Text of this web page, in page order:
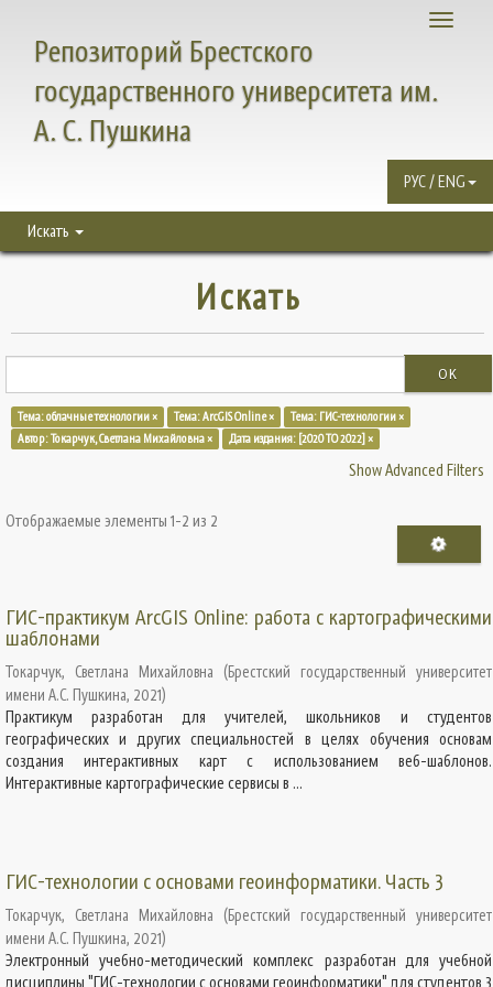
Toggle
Репозиторий Брестского
государственного университета им.
А. С. Пушкина
РУС / ENG
Искать
Искать
OK
Тема: облачные технологии × Тема: ArcGIS Online ×
Тема: ГИС-технологии ×
Автор: Токарчук, Светлана Михайловна ×
Дата издания: [2020 TO 2022] ×
Show Advanced Filters
Отображаемые элементы 1-2 из 2
ГИС-практикум ArcGIS Online: работа с картографическими
шаблонами
Токарчук, Светлана Михайловна (Брестский государственный университет
имени А.С. Пушкина, 2021)
Практикум разработан для учителей, школьников и студентов
географических и других специальностей в целях обучения основам
создания интерактивных карт с использованием веб-шаблонов.
Интерактивные картографические сервисы в ...
ГИС-технологии с основами геоинформатики. Часть 3
Токарчук, Светлана Михайловна (Брестский государственный университет
имени А.С. Пушкина, 2021)
Электронный учебно-методический комплекс разработан для учебной
дисциплины "ГИС-технологии с основами геоинформатики" для студентов 3